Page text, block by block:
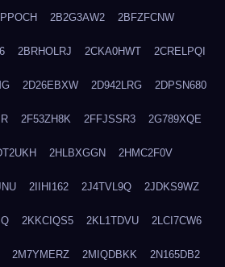
2B2G3AW2 2BFZFCNW
2BRHOLRJ 2CKA0HWT 2CRELPQI
2D26EBXW 2D942LRG 2DPSN680
2F53ZH8K 2FFJSSR3 2G789XQE
2HLBXGGN 2HMC2F0V
2IIHI162 2J4TVL9Q 2JDKS9WZ
2KKCIQS5 2KL1TDVU 2LCI7CW6
2M7YMERZ 2MIQDBKK 2N165DB2